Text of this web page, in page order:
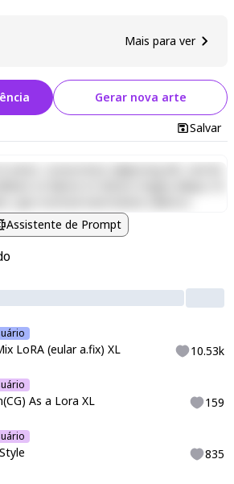
Mais para ver
Gerar nova arte
Salvar
amet, consectetur adipiscing elit, sed do
ea commodo consequat. Duis aute irure
voluptate velit esse cillum dolore eu
sint occaecat cupidatat non
qui officia deserunt mollit anim id est
Assistente de Prompt
LoRA (eular a.fix) XL 10.53k
As a Lora XL 159
835